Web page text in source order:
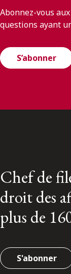
Abonnez-vous
questions ayant
S’abonner
Chef de
droit des
plus de
S'abonner